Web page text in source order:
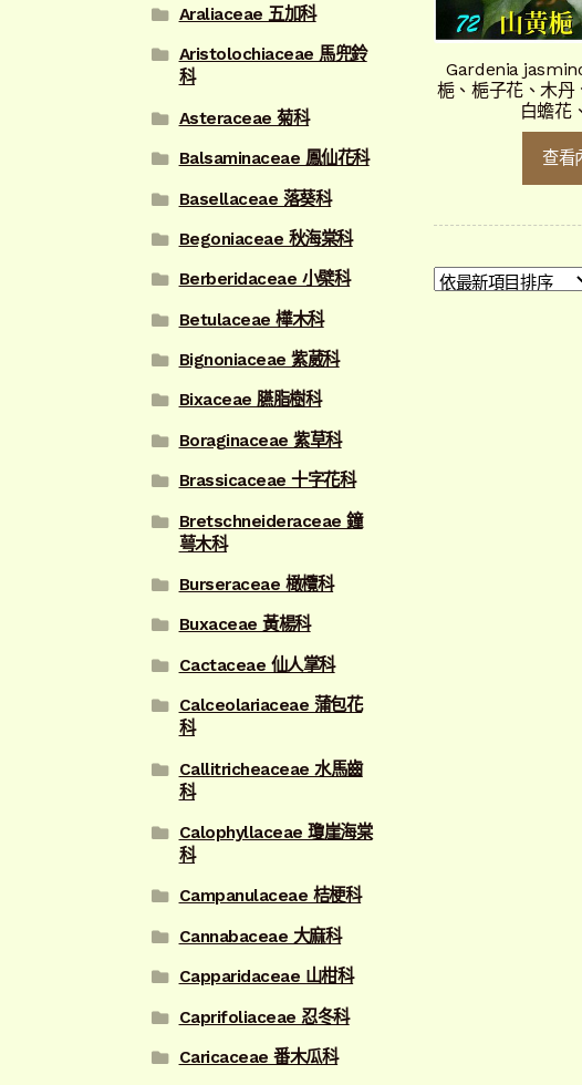
Gardenia
梔、梔子花、木丹
白蟾花
查看
Araliaceae 五加科
Aristolochiaceae 馬兜鈴
科
Asteraceae 菊科
Balsaminaceae 鳳仙花科
Basellaceae 落葵科
Begoniaceae 秋海棠科
Berberidaceae 小檗科
Betulaceae 樺木科
Bignoniaceae 紫葳科
Bixaceae 臙脂樹科
Boraginaceae 紫草科
Brassicaceae 十字花科
Bretschneideraceae 鐘
萼木科
Burseraceae 橄欖科
Buxaceae 黃楊科
Cactaceae 仙人掌科
Calceolariaceae 蒲包花
科
Callitricheaceae 水馬齒
科
Calophyllaceae 瓊崖海棠
科
Campanulaceae 桔梗科
Cannabaceae 大麻科
Capparidaceae 山柑科
Caprifoliaceae 忍冬科
Caricaceae 番木瓜科